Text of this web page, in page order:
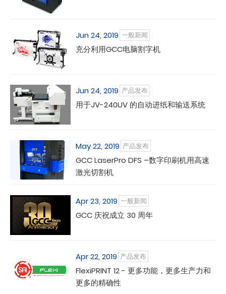
Jun 24, 2019 一般新闻
充分利用GCC电脑割字机
Jun 24, 2019 产品发布
用于JV-240UV 的自动进纸和输送系统
May 22, 2019 产品发布
GCC LaserPro DFS –数字印刷机用高速
激光切割机
Apr 23, 2019 一般新闻
GCC 庆祝成立 30 周年
Apr 22, 2019 产品发布
FlexiPRINT 12 - 更多功能，更多生产力和
更多的精确性